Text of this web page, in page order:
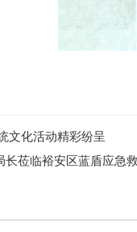
文化活动精彩纷呈
莅临裕安区蓝盾应急